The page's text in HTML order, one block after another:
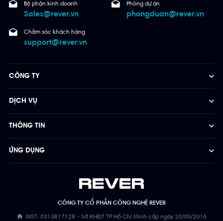
Bộ phận kinh doanh
Sales@rever.vn
Phòng dự án
phongduan@rever.vn
Chăm sóc khách hàng
support@rever.vn
CÔNG TY CỔ PHẦN CÔNG NGHỆ REVER
MST: 0313817128 - Sở KHĐT TP Hồ Chí Minh cấp ngày 20/05/2016
CÔNG TY
DỊCH VỤ
THÔNG TIN
ỨNG DỤNG